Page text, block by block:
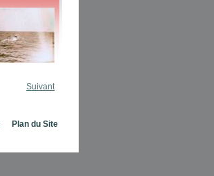
Suivant
Plan du Site